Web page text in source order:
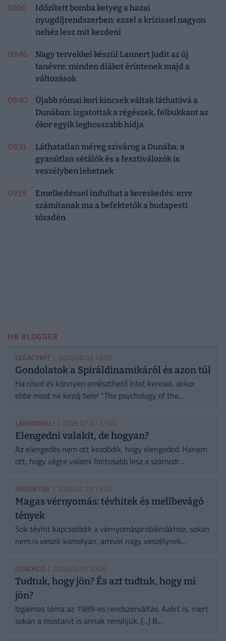
10:00
Időzített bomba ketyeg a hazai
nyugdíjrendszerben: ezzel a krízissel nagyon
nehéz lesz mit kezdeni
09:46
Nagy tervekkel készül Lannert Judit az új
tanévre: minden diákot érintenek majd a
változások
09:40
Újabb római kori kincsek váltak láthatóvá a
Dunában: izgatottak a régészek, felbukkant az
ókor egyik leghosszabb hídja
09:31
Láthatatlan méreg szivárog a Dunába: a
gyanútlan sétálók és a fesztiválozók is
veszélyben lehetnek
09:19
Emelkedéssel indulhat a kereskedés: erre
számítanak ma a befektetők a budapesti
tőzsdén
HR BLOGGER
LEGACYKFT | 2026.08.03 13:05
Gondolatok a Spiráldinamikáról és azon túl
Ha rövid és könnyen emészthető írást keresel, akkor
ebbe most ne kezdj bele! "The psychology of the...
LASKAINELLI | 2026.07.31 11:05
Elengedni valakit, de hogyan?
Az elengedés nem ott kezdődik, hogy elengeded. Hanem
ott, hogy végre valami fontosabb lesz a számodr...
HRDOKTOR | 2026.07.29 13:52
Magas vérnyomás: tévhitek és mellbevágó
tények
Sok tévhit kapcsolódik a vérnyomásproblémákhoz, sokan
nem is veszik komolyan, amivel nagy veszélynek...
COACHCO | 2026.05.05 20:26
Tudtuk, hogy jön? És azt tudtuk, hogy mi
jön?
Izgalmas téma az 1989-es rendszerváltás. Azért is, mert
sokan a mostanit is annak reméljük. [...] B...